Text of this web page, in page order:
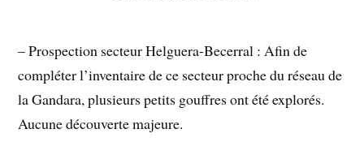
– Prospection secteur Helguera-Becerral : Afin de
compléter l’inventaire de ce secteur proche du réseau de
la Gandara, plusieurs petits gouffres ont été explorés.
Aucune découverte majeure.